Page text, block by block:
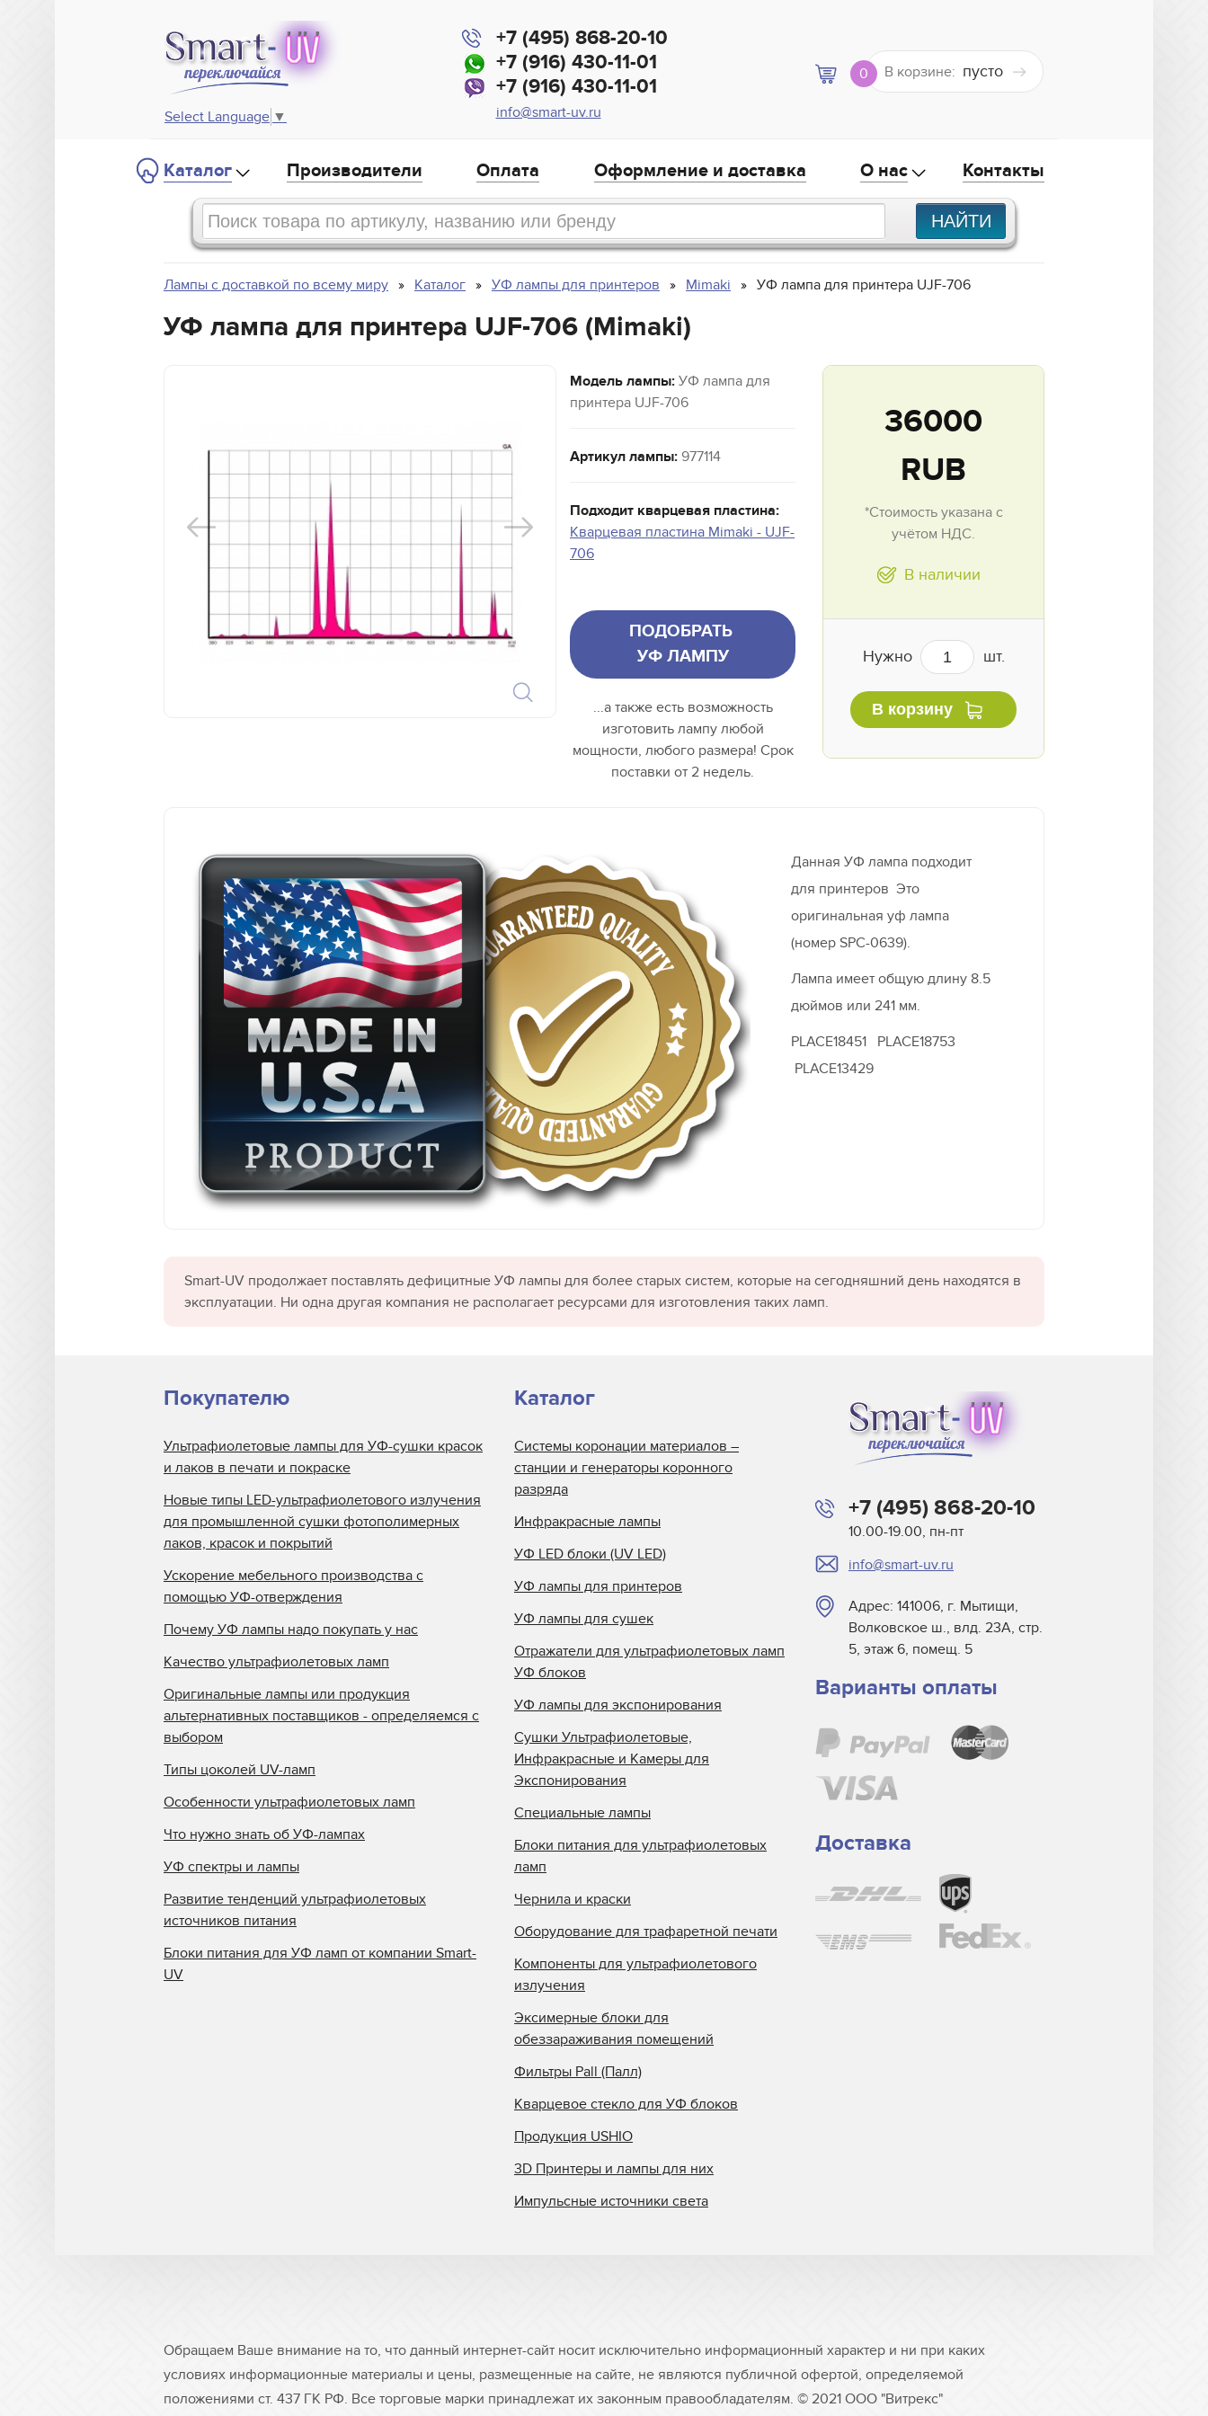
Select Language ▼
+7 (495) 868-20-10
+7 (916) 430-11-01
+7 (916) 430-11-01
info@smart-uv.ru
0 В корзине: пусто
Каталог Производители Оплата Оформление и доставка О нас Контакты
Лампы с доставкой по всему миру Каталог УФ лампы для принтеров Mimaki УФ лампа для принтера UJF-706
УФ лампа для принтера UJF-706 (Mimaki)
Модель лампы: УФ лампа для
принтера UJF-706
Артикул лампы: 977114
Подходит кварцевая пластина:
Кварцевая пластина Mimaki - UJF-
706
ПОДОБРАТЬ
УФ ЛАМПУ
...а также есть возможность
изготовить лампу любой
мощности, любого размера! Срок
поставки от 2 недель.
36000
RUB
*Стоимость указана с
учётом НДС.
В наличии
Нужно шт.
В корзину
Данная УФ лампа подходит
для принтеров Это
оригинальная уф лампа
(номер SPC-0639).
Лампа имеет общую длину 8.5
дюймов или 241 мм.
PLACE18451 PLACE18753
PLACE13429
Smart-UV продолжает поставлять дефицитные УФ лампы для более старых систем, которые на сегодняшний день находятся в
эксплуатации. Ни одна другая компания не располагает ресурсами для изготовления таких ламп.
+7 (495) 868-20-10
10.00-19.00, пн-пт
info@smart-uv.ru
Адрес: 141006, г. Мытищи,
Волковское ш., влд. 23А, стр.
5, этаж 6, помещ. 5
Варианты оплаты
Доставка
Покупателю
Ультрафиолетовые лампы для УФ-сушки красок
и лаков в печати и покраске
Новые типы LED-ультрафиолетового излучения
для промышленной сушки фотополимерных
лаков, красок и покрытий
Ускорение мебельного производства с
помощью УФ-отверждения
Почему УФ лампы надо покупать у нас
Качество ультрафиолетовых ламп
Оригинальные лампы или продукция
альтернативных поставщиков - определяемся с
выбором
Типы цоколей UV-ламп
Особенности ультрафиолетовых ламп
Что нужно знать об УФ-лампах
УФ спектры и лампы
Развитие тенденций ультрафиолетовых
источников питания
Блоки питания для УФ ламп от компании Smart-
UV
Каталог
Системы коронации материалов –
станции и генераторы коронного
разряда
Инфракрасные лампы
УФ LED блоки (UV LED)
УФ лампы для принтеров
УФ лампы для сушек
Отражатели для ультрафиолетовых ламп
УФ блоков
УФ лампы для экспонирования
Сушки Ультрафиолетовые,
Инфракрасные и Камеры для
Экспонирования
Специальные лампы
Блоки питания для ультрафиолетовых
ламп
Чернила и краски
Оборудование для трафаретной печати
Компоненты для ультрафиолетового
излучения
Эксимерные блоки для
обеззараживания помещений
Фильтры Pall (Палл)
Кварцевое стекло для УФ блоков
Продукция USHIO
3D Принтеры и лампы для них
Импульсные источники света
Обращаем Ваше внимание на то, что данный интернет-сайт носит исключительно информационный характер и ни при каких
условиях информационные материалы и цены, размещенные на сайте, не являются публичной офертой, определяемой
положениями ст. 437 ГК РФ. Все торговые марки принадлежат их законным правообладателям. © 2021 ООО "Витрекс"